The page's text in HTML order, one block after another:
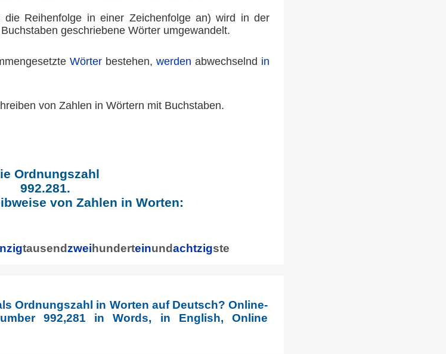
die Reihenfolge in einer Zeichenfolge an) wird in der
geschriebene Wörter umgewandelt.
Wörterbestehen,werden abwechselnd in
von Zahlen in Wörtern mit Buchstaben.
Ordnungszahl
992.281.
von Zahlen in Worten:
tausendzweihunderteinundachtzigste
Ordnungszahl in Worten auf Deutsch? Online-
992,281 in Words, in English, Online